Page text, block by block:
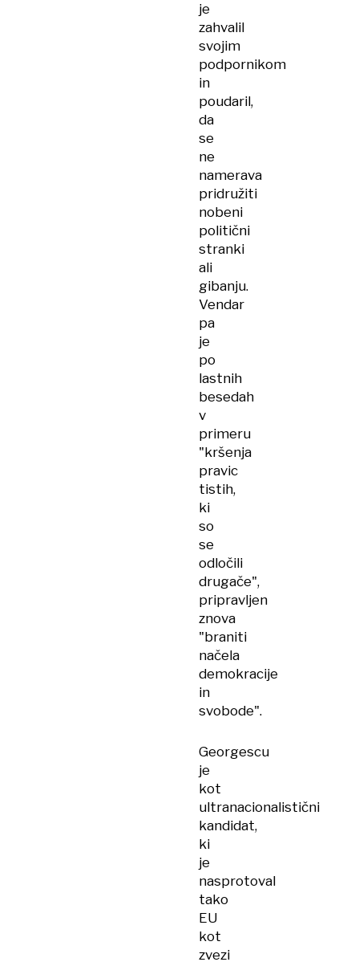
je
zahvalil
svojim
podpornikom
in
poudaril,
da
se
ne
namerava
pridružiti
nobeni
politični
stranki
ali
gibanju.
Vendar
pa
je
po
lastnih
besedah
v
primeru
"kršenja
pravic
tistih,
ki
so
se
odločili
drugače",
pripravljen
znova
"braniti
načela
demokracije
in
svobode".
Georgescu
je
kot
ultranacionalistični
kandidat,
ki
je
nasprotoval
tako
EU
kot
zvezi